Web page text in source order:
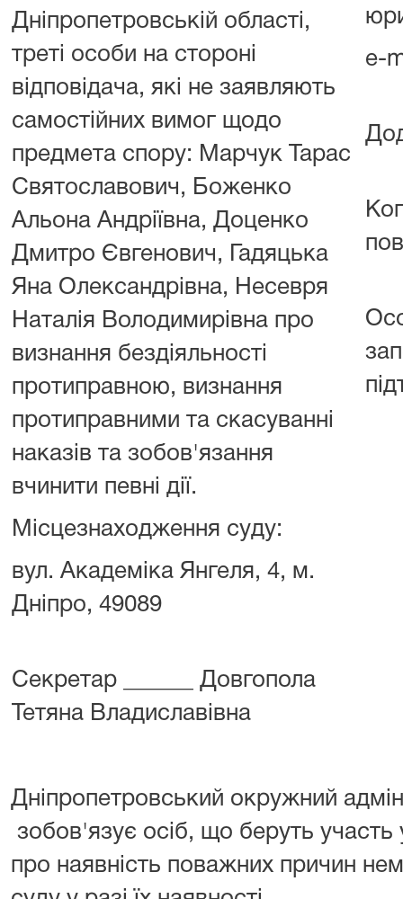
Дніпропетровській області,
треті особи на стороні
відповідача, які не заявляють
самостійних вимог щодо
предмета спору: Марчук Тарас
Святославович, Боженко
Альона Андріївна, Доценко
Дмитро Євгенович, Гадяцька
Яна Олександрівна, Несевря
Наталія Володимирівна про
визнання бездіяльності
протиправною, визнання
протиправними та скасуванні
наказів та зобов'язання
вчинити певні дії.
Місцезнаходження суду:
вул. Академіка Янгеля, 4, м.
Дніпро, 49089
Секретар ______ Довгопола
Тетяна Владиславівна
e-
Дніпропетровський окружний
зобов'язує осіб, що беруть участь
про наявність поважних причин